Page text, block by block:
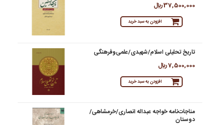
37,500,000 ريال
افزودن به سبد خرید
تاریخ تحلیلی اسلام/شهیدی/علمی‌وفرهنگی
7,500,000 ريال
افزودن به سبد خرید
مناجات‌‌نامه خواجه عبداله انصاری/خرمشاهی/
دوستان